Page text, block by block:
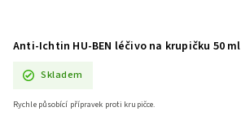
Anti-Ichtin HU-BEN léčivo na krupičku 50 ml
Skladem
Rychle působící přípravek proti krupičce.